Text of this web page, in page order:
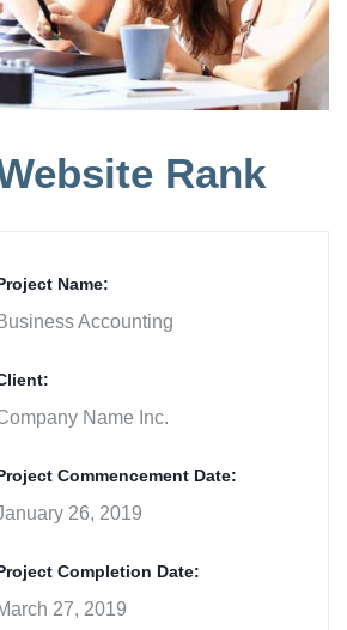
Rank
Name:
Business Accounting
Name Inc.
Commencement Date:
26, 2019
Completion Date:
27, 2019